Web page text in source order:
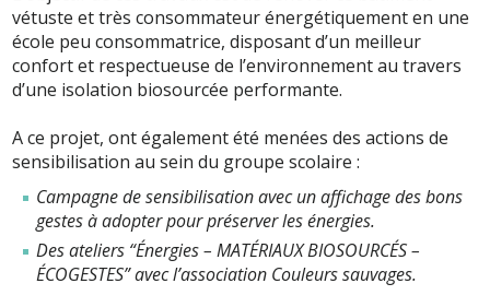
vétuste et très consommateur énergétiquement en une
école peu consommatrice, disposant d’un meilleur
confort et respectueuse de l’environnement au travers
d’une isolation biosourcée performante.
A ce projet, ont également été menées des actions de
sensibilisation au sein du groupe scolaire :
Campagne de sensibilisation avec un affichage des bons
gestes à adopter pour préserver les énergies.
Des ateliers “Énergies – MATÉRIAUX BIOSOURCÉS –
ÉCOGESTES” avec l’association Couleurs sauvages.